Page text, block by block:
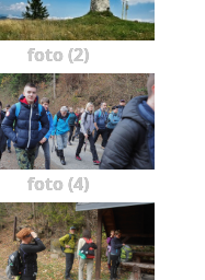
foto (2)
foto (4)